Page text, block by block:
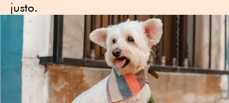
justo.